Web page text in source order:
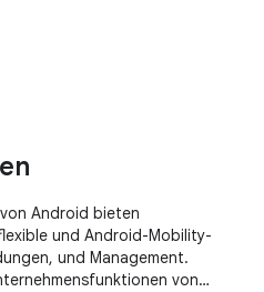
Android bieten
und Android-Mobility-
und Management.
von